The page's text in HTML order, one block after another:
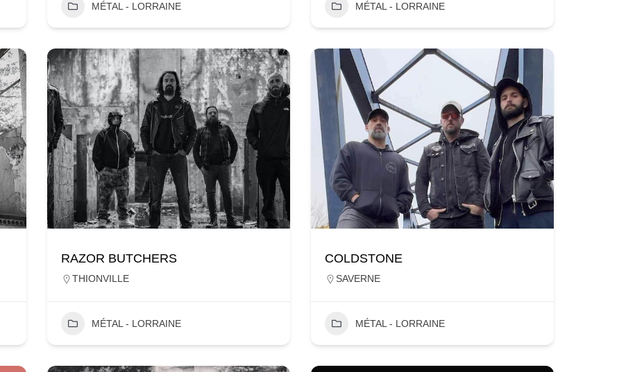
MÉTAL - LORRAINE MÉTAL - LORRAINE
RAZOR BUTCHERS
THIONVILLE
MÉTAL - LORRAINE
COLDSTONE
SAVERNE
MÉTAL - LORRAINE